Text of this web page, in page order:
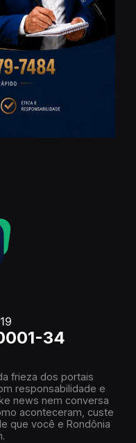
34
frieza dos portais
responsabilidade e
news nem conversa
aconteceram, custe
que você e Rondônia